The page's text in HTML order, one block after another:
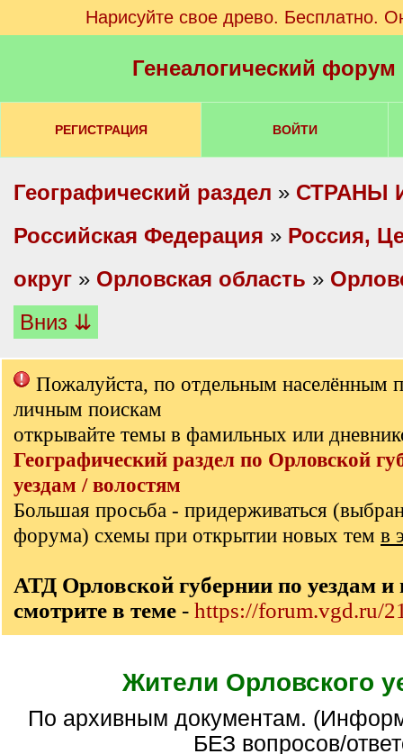
Нарисуйте свое древо. Бесплатно.
Генеалогический
РЕГИСТРАЦИЯ ВОЙТИ
Географический раздел » СТРАНЫ
Российская Федерация » Россия,
округ » Орловская область »
Вниз ⇊
Пожалуйста, по отдельным населённым
личным поискам
открывайте темы в фамильных или
Географический раздел по Орловской
уездам / волостям
Большая просьба - придерживаться
форума) схемы при открытии новых тем в
АТД Орловской губернии по уездам и
смотрите в теме - https://forum.vgd.ru/
Жители Орловского
По архивным документам. (Информативная тема
____БЕЗ вопросов/